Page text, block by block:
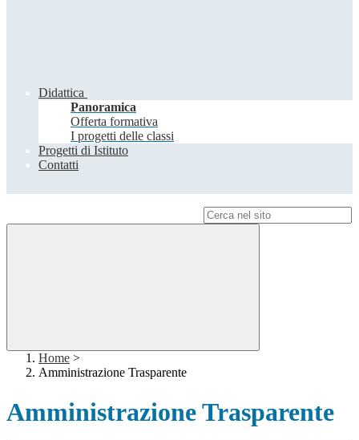
Didattica
Panoramica
Offerta formativa
I progetti delle classi
Progetti di Istituto
Contatti
Home >
Amministrazione Trasparente
Amministrazione Trasparente